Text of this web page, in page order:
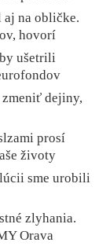
aj na obličke.
hovorí
ušetrili
zmeniť dejiny,
prosí
životy
sme urobili
zlyhania.
Orava